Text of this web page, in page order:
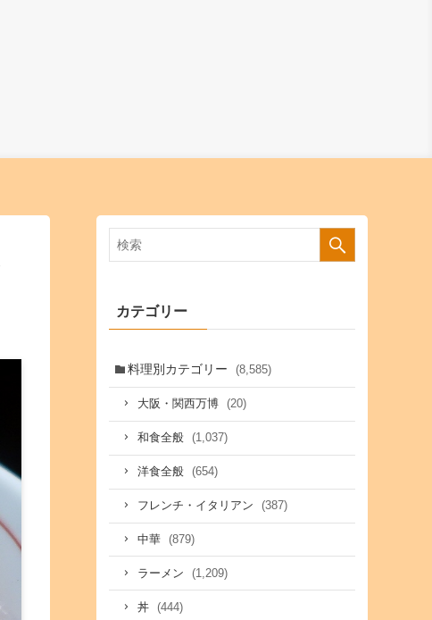
カテゴリー
料理別カテゴリー (8,585)
大阪・関西万博 (20)
和食全般 (1,037)
洋食全般 (654)
フレンチ・イタリアン (387)
中華 (879)
ラーメン (1,209)
丼 (444)